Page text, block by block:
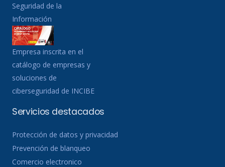
Seguridad de la
Información
Empresa inscrita en el
catálogo de empresas y
soluciones de
ciberseguridad de INCIBE
Servicios destacados
Protección de datos y privacidad
Prevención de blanqueo
Comercio electronico